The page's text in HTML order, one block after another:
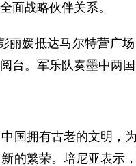
面战略伙伴关系。
媛抵达马尔特营广场
。军乐队奏墨中两国
拥有古老的文明，
的繁荣。培尼亚表示